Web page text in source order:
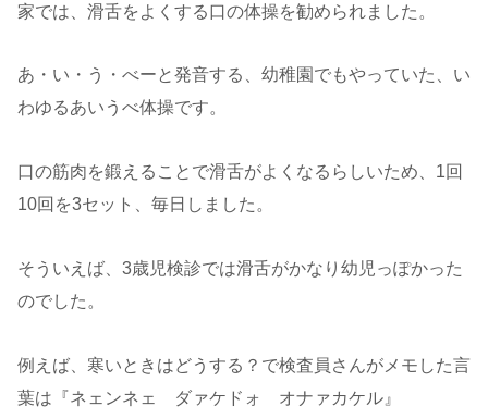
家では、滑舌をよくする口の体操を勧められました。
あ・い・う・べーと発音する、幼稚園でもやっていた、い
わゆるあいうべ体操です。
口の筋肉を鍛えることで滑舌がよくなるらしいため、1回
10回を3セット、毎日しました。
そういえば、3歳児検診では滑舌がかなり幼児っぽかった
のでした。
例えば、寒いときはどうする？で検査員さんがメモした言
葉は『ネェンネェ ダァケドォ オナァカケル』